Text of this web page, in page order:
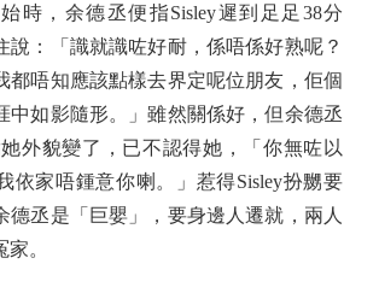
，余德丞便指Sisley遲到足足38分
說：「識就識咗好耐，係唔係好熟呢？
都唔知應該點樣去界定呢位朋友，佢個
中如影隨形。」雖然關係好，但余德丞
外貌變了，已不認得她，「你無咗以
依家唔鍾意你喇。」惹得Sisley扮嬲要
德丞是「巨嬰」，要身邊人遷就，兩人
。